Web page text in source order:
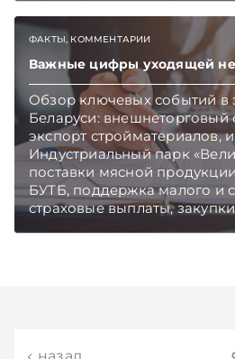
ФАКТЫ, КОММЕНТАРИИ
Важные цифры уходящей
Обзор ключевых событий в
Беларуси: внешнеторговый
экспорт стройматериалов,
Индустриальный парк
поставки мясной
БУТБ, поддержка малого и
страховые выплаты,
рост продаж новых